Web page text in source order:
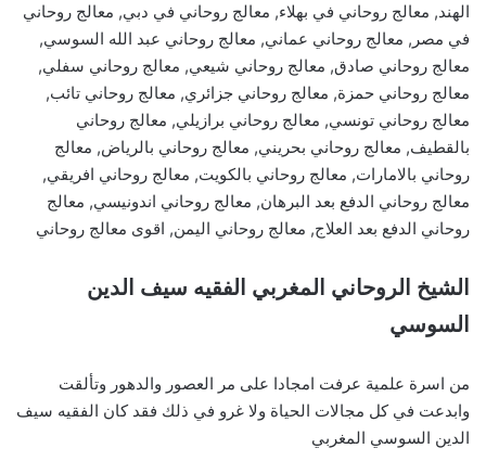
الهند, معالج روحاني في بهلاء, معالج روحاني في دبي, معالج روحاني
في مصر, معالج روحاني عماني, معالج روحاني عبد الله السوسي,
معالج روحاني صادق, معالج روحاني شيعي, معالج روحاني سفلي,
معالج روحاني حمزة, معالج روحاني جزائري, معالج روحاني تائب,
معالج روحاني تونسي, معالج روحاني برازيلي, معالج روحاني
بالقطيف, معالج روحاني بحريني, معالج روحاني بالرياض, معالج
روحاني بالامارات, معالج روحاني بالكويت, معالج روحاني افريقي,
معالج روحاني الدفع بعد البرهان, معالج روحاني اندونيسي, معالج
روحاني الدفع بعد العلاج, معالج روحاني اليمن, اقوى معالج روحاني
الشيخ الروحاني المغربي الفقيه سيف الدين
السوسي
من اسرة علمية عرفت امجادا على مر العصور والدهور وتألقت
وابدعت في كل مجالات الحياة ولا غرو في ذلك فقد كان الفقيه سيف
الدين السوسي المغربي